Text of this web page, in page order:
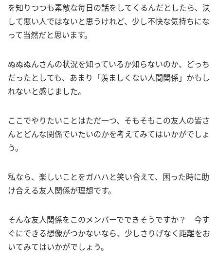
を知りつつも素敵な毎日の話をしてくるんだとしたら、決
して悪い人ではないと思うけれど、少し不快な気持ちにな
って当然だと思います。
ぬぬぬんさんの状況を知っているか知らないのか、どっち
だったとしても、あまり「羨ましくない人間関係」かもし
れないと感じました。
ここでやりたいことはただ一つ、そもそもこの友人の皆さ
んとどんな関係でいたいのかを考えてみてはいかがでしょ
う。
私なら、楽しいことをガハハと笑い合えて、困った時に助
け合える友人関係が理想です。
そんな友人関係をこのメンバーでできそうですか？ 今す
ぐにできる想像がつかないなら、少しさりげなく距離をお
いてみてはいかがでしょう。